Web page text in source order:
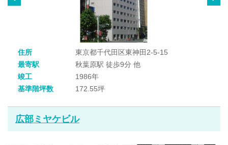
住所
東京都千代田区東神田2-5-15
最寄駅
秋葉原駅 徒歩9分 他
竣工
1986年
基準階坪数
172.55坪
広部ミヤケビル